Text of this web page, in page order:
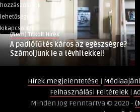
padlófűtés
káros
az
egészségre?
Számoljunk
le
tévhitekkel!
bejegyzéshez
hozzászólások
lehetősége
kikapcsolva
(Nem) Titkolt Hírek
A padlófűtés káros az egészségre?
Számoljunk le a tévhitekkel!
Hírek megjelentetése |
Felhasználási Feltételek |
Minden Jog Fenntartva © 2020 -